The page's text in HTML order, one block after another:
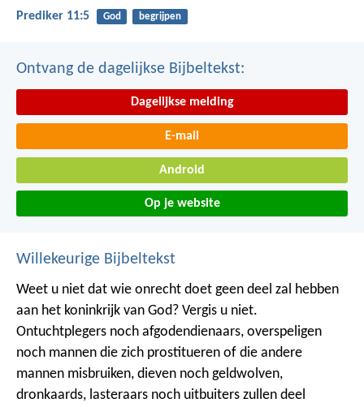
Prediker 11:5 God begrijpen
Ontvang de dagelijkse Bijbeltekst:
Dagelijkse melding
E-mail
Android
Op je website
Willekeurige Bijbeltekst
Weet u niet dat wie onrecht doet geen deel zal hebben
aan het koninkrijk van God? Vergis u niet.
Ontuchtplegers noch afgodendienaars, overspeligen
noch mannen die zich prostitueren of die andere
mannen misbruiken, dieven noch geldwolven,
dronkaards, lasteraars noch uitbuiters zullen deel